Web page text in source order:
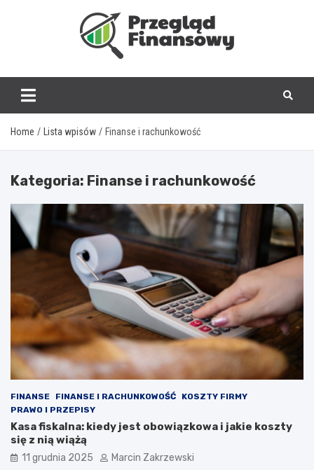
Home Lista wpisów Finanse i rachunkowość
Kategoria: Finanse i rachunkowość
FINANSE FINANSE I RACHUNKOWOŚĆ
KOSZTY FIRMY
PRAWO I PRZEPISY
Kasa fiskalna: kiedy jest obowiązkowa i jakie koszty
się z nią wiążą
11 grudnia 2025 Marcin Zakrzewski